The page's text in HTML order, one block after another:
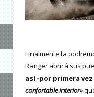
Finalmente la
Ranger abrirá sus
así -por primera
confortable interior»